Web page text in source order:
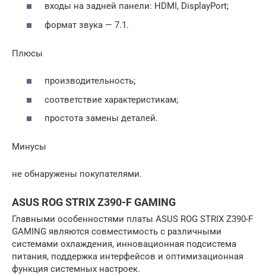
входы на задней панели: HDMI, DisplayPort;
формат звука — 7.1.
Плюсы
производительность;
соответствие характеристикам;
простота замены деталей.
Минусы
не обнаружены покупателями.
ASUS ROG STRIX Z390-F GAMING
Главными особенностями платы ASUS ROG STRIX Z390-F
GAMING являются совместимость с различными
системами охлаждения, инновационная подсистема
питания, поддержка интерфейсов и оптимизационная
функция системных настроек.